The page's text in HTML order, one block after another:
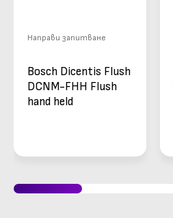
Направи запитване
Bosch Dicentis Flush
DCNM-FHH Flush
hand held